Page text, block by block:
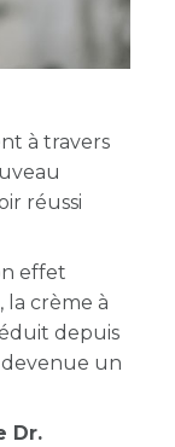
à travers
réussi
effet
la crème à
depuis
devenue un
Dr.